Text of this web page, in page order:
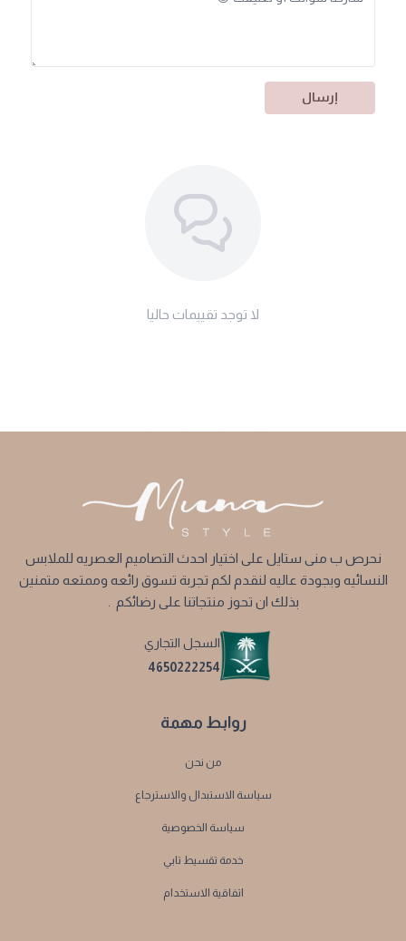
إرسال
لا توجد تقييمات حاليا
روابط مهمة
من نحن
سياسة الاستبدال والاسترجاع
سياسة الخصوصية
خدمة تقسيط تابي
اتفاقية الاستخدام
نحرص ب منى ستايل على اختيار احدث التصاميم العصريه للملابس
النسائيه وبجودة عاليه لنقدم لكم تجربة تسوق رائعه وممتعه متمنين
بذلك ان تحوز منتجاتنا على رضائكم .
السجل التجاري
4650222254